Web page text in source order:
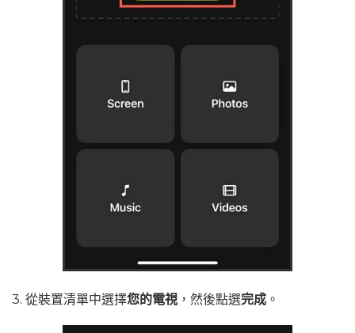
3. 從裝置清單中選擇您的電視 ，然後點選完成 。